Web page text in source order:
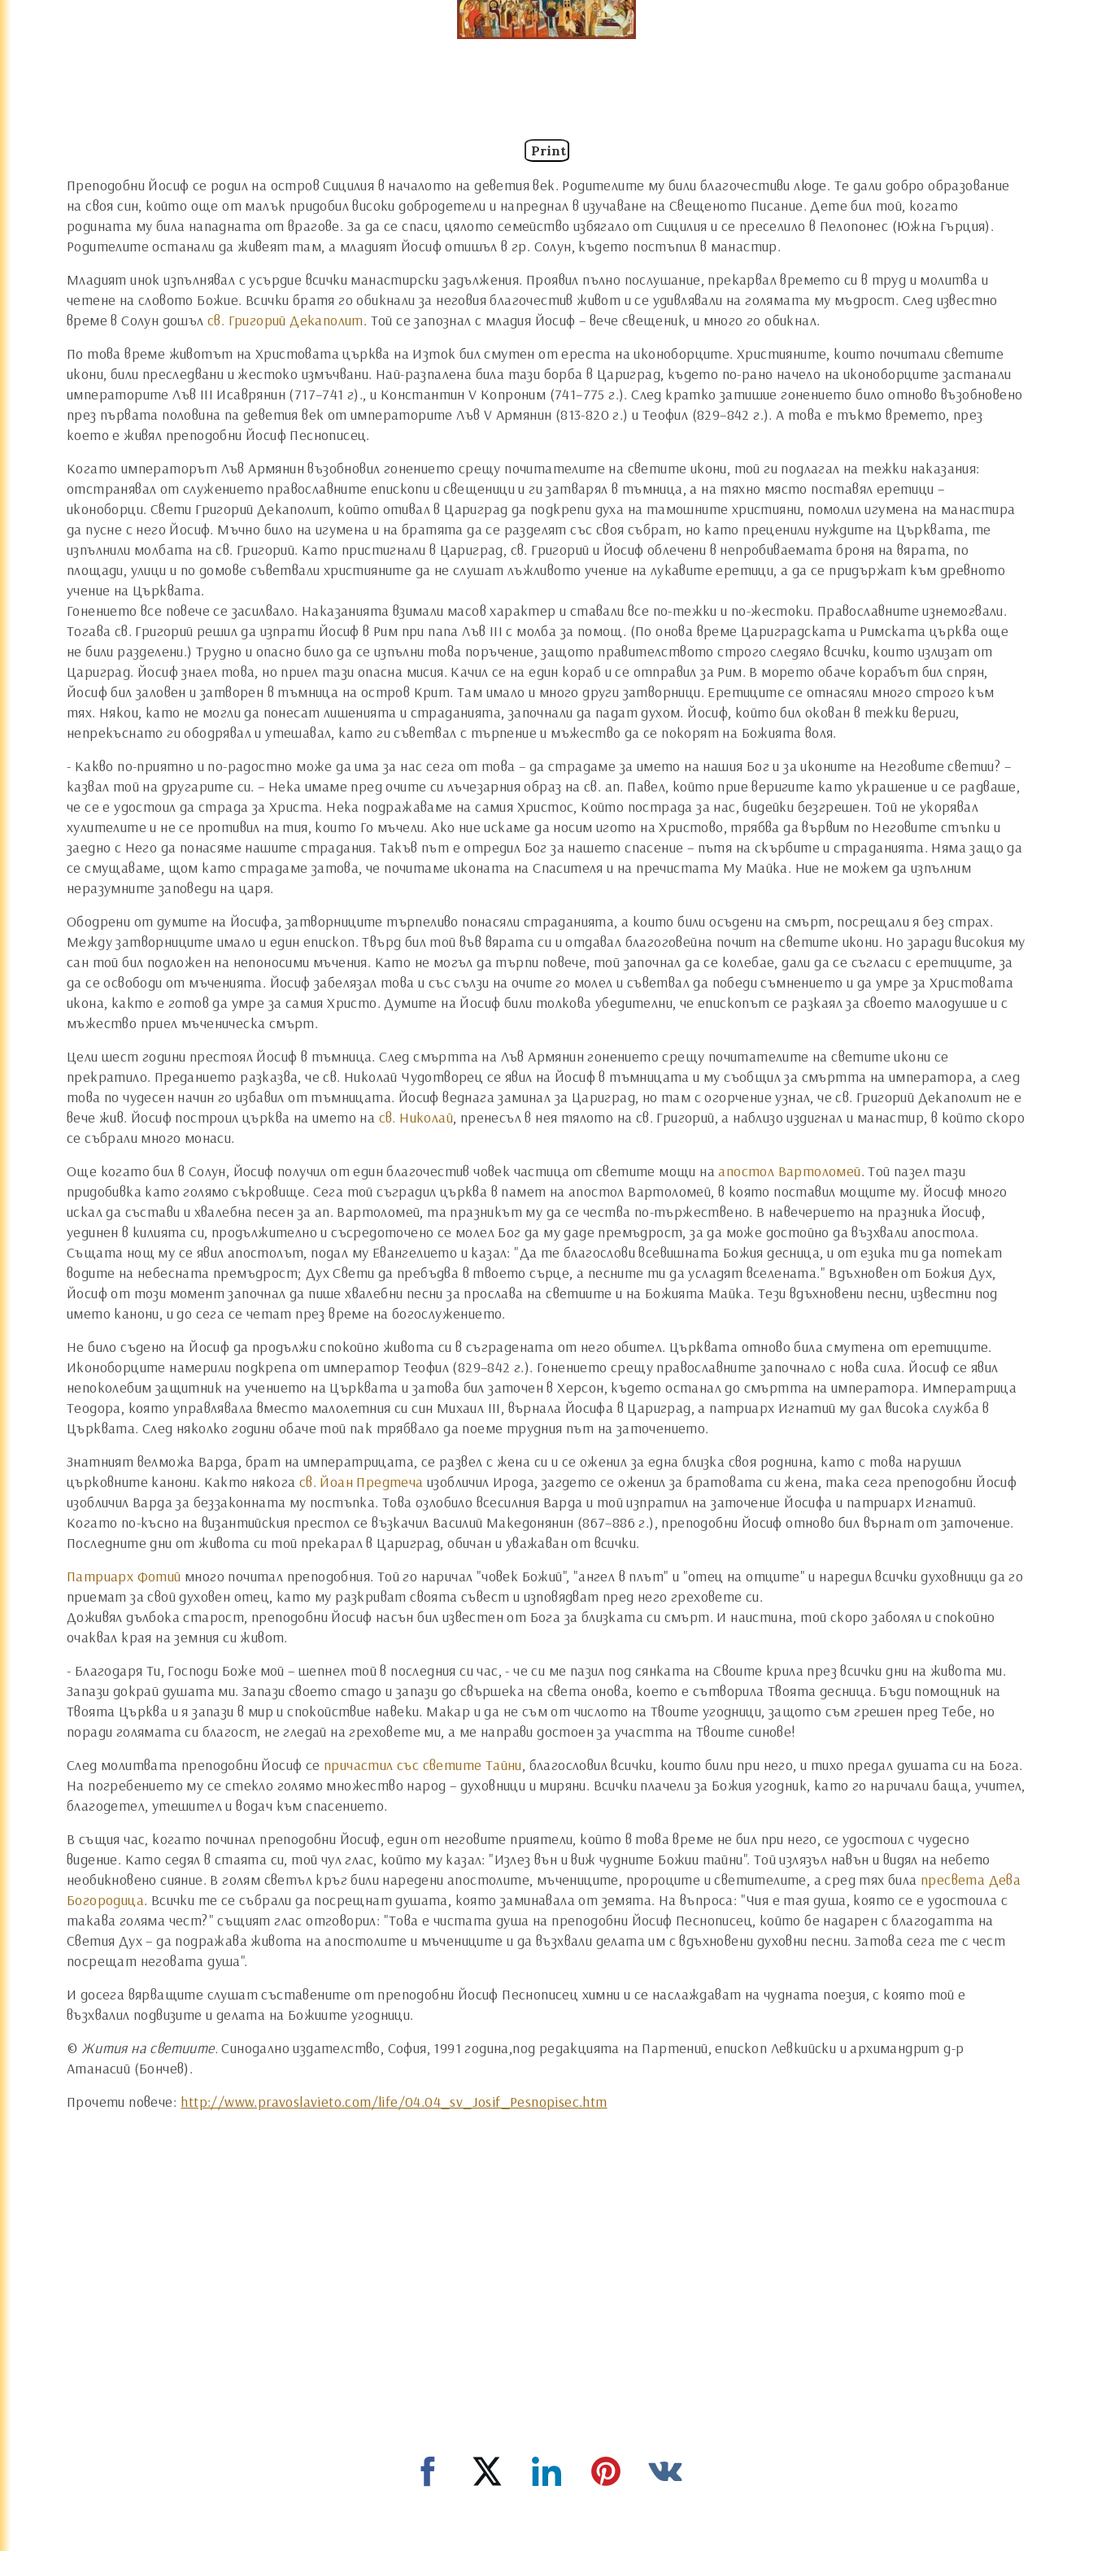
Print
Преподобни Йосиф се родил на остров Сицилия в началото на деветия век. Родителите му били благочестиви люде. Те дали добро образование
на своя син, който още от малък придобил високи добродетели и напреднал в изучаване на Свещеното Писание. Дете бил той, когато
родината му била нападната от врагове. За да се спаси, цялото семейство избягало от Сицилия и се преселило в Пелопонес (Южна Гърция).
Родителите останали да живеят там, а младият Йосиф отишъл в гр. Солун, където постъпил в манастир.
Младият инок изпълнявал с усърдие всички манастирски задължения. Проявил пълно послушание, прекарвал времето си в труд и молитва и
четене на словото Божие. Всички братя го обикнали за неговия благочестив живот и се удивлявали на голямата му мъдрост. След известно
време в Солун дошъл св. Григорий Декаполит. Той се запознал с младия Йосиф – вече свещеник, и много го обикнал.
По това време животът на Христовата църква на Изток бил смутен от ереста на иконоборците. Християните, които почитали светите
икони, били преследвани и жестоко измъчвани. Най-разпалена била тази борба в Цариград, където по-рано начело на иконоборците застанали
императорите Лъв III Исаврянин (717–741 г)., и Константин V Копроним (741–775 г.). След кратко затишие гонението било отново възобновено
през първата половина па деветия век от императорите Лъв V Армянин (813-820 г.) и Теофил (829–842 г.). А това е тъкмо времето, през
което е живял преподобни Йосиф Песнописец.
Когато императорът Лъв Армянин възобновил гонението срещу почитателите на светите икони, той ги подлагал на тежки наказания:
отстранявал от служението православните епископи и свещеници и ги затварял в тъмница, а на тяхно място поставял еретици –
иконоборци. Свети Григорий Декаполит, който отивал в Цариград да подкрепи духа на тамошните християни, помолил игумена на манастира
да пусне с него Йосиф. Мъчно било на игумена и на братята да се разделят със своя събрат, но като преценили нуждите на Църквата, те
изпълнили молбата на св. Григорий. Като пристигнали в Цариград, св. Григорий и Йосиф облечени в непробиваемата броня на вярата, по
площади, улици и по домове съветвали християните да не слушат лъжливото учение на лукавите еретици, а да се придържат към древното
учение на Църквата.
Гонението все повече се засилвало. Наказанията взимали масов характер и ставали все по-тежки и по-жестоки. Православните изнемогвали.
Тогава св. Григорий решил да изпрати Йосиф в Рим при папа Лъв ІІІ с молба за помощ. (По онова време Цариградската и Римската църква още
не били разделени.) Трудно и опасно било да се изпълни това поръчение, защото правителството строго следяло всички, които излизат от
Цариград. Йосиф знаел това, но приел тази опасна мисия. Качил се на един кораб и се отправил за Рим. В морето обаче корабът бил спрян,
Йосиф бил заловен и затворен в тъмница на остров Крит. Там имало и много други затворници. Еретиците се отнасяли много строго към
тях. Някои, като не могли да понесат лишенията и страданията, започнали да падат духом. Йосиф, който бил окован в тежки вериги,
непрекъснато ги ободрявал и утешавал, като ги съветвал с търпение и мъжество да се покорят на Божията воля.
- Какво по-приятно и по-радостно може да има за нас сега от това – да страдаме за името на нашия Бог и за иконите на Неговите светии? –
казвал той на другарите си. – Нека имаме пред очите си лъчезарния образ на св. ап. Павел, който прие веригите като украшение и се радваше,
че се е удостоил да страда за Христа. Нека подражаваме на самия Христос, Който пострада за нас, бидейки безгрешен. Той не укорявал
хулителите и не се противил на тия, които Го мъчели. Ако ние искаме да носим игото на Христово, трябва да вървим по Неговите стъпки и
заедно с Него да понасяме нашите страдания. Такъв път е отредил Бог за нашето спасение – пътя на скърбите и страданията. Няма защо да
се смущаваме, щом като страдаме затова, че почитаме иконата на Спасителя и на пречистата Му Майка. Ние не можем да изпълним
неразумните заповеди на царя.
Ободрени от думите на Йосифа, затворниците търпеливо понасяли страданията, а които били осъдени на смърт, посрещали я без страх.
Между затворниците имало и един епископ. Твърд бил той във вярата си и отдавал благоговейна почит на светите икони. Но заради високия му
сан той бил подложен на непоносими мъчения. Като не могъл да търпи повече, той започнал да се колебае, дали да се съгласи с еретиците, за
да се освободи от мъченията. Йосиф забелязал това и със сълзи на очите го молел и съветвал да победи съмнението и да умре за Христовата
икона, както е готов да умре за самия Христо. Думите на Йосиф били толкова убедителни, че епископът се разкаял за своето малодушие и с
мъжество приел мъченическа смърт.
Цели шест години престоял Йосиф в тъмница. След смъртта на Лъв Армянин гонението срещу почитателите на светите икони се
прекратило. Преданието разказва, че св. Николай Чудотворец се явил на Йосиф в тъмницата и му съобщил за смъртта на императора, а след
това по чудесен начин го избавил от тъмницата. Йосиф веднага заминал за Цариград, но там с огорчение узнал, че св. Григорий Декаполит не е
вече жив. Йосиф построил църква на името на св. Николай, пренесъл в нея тялото на св. Григорий, а наблизо издигнал и манастир, в който скоро
се събрали много монаси.
Още когато бил в Солун, Йосиф получил от един благочестив човек частица от светите мощи наапостол Вартоломей. Той пазел тази
придобивка като голямо съкровище. Сега той съградил църква в памет на апостол Вартоломей, в която поставил мощите му. Йосиф много
искал да състави и хвалебна песен за ап. Вартоломей, та празникът му да се чества по-тържествено. В навечерието на празника Йосиф,
уединен в килията си, продължително и съсредоточено се молел Бог да му даде премъдрост, за да може достойно да възхвали апостола.
Същата нощ му се явил апостолът, подал му Евангелието и казал: "Да те благослови всевишната Божия десница, и от езика ти да потекат
водите на небесната премъдрост; Дух Свети да пребъдва в твоето сърце, а песните ти да усладят вселената." Вдъхновен от Божия Дух,
Йосиф от този момент започнал да пише хвалебни песни за прослава на светиите и на Божията Майка. Тези вдъхновени песни, известни под
името канони, и до сега се четат през време на богослужението.
Не било съдено на Йосиф да продължи спокойно живота си в съградената от него обител. Църквата отново била смутена от еретиците.
Иконоборците намерили подкрепа от император Теофил (829–842 г.). Гонението срещу православните започнало с нова сила. Йосиф се явил
непоколебим защитник на учението на Църквата и затова бил заточен в Херсон, където останал до смъртта на императора. Императрица
Теодора, която управлявала вместо малолетния си син Михаил ІІІ, върнала Йосифа в Цариград, а патриарх Игнатий му дал висока служба в
Църквата. След няколко години обаче той пак трябвало да поеме трудния път на заточението.
Знатният велможа Варда, брат на императрицата, се развел с жена си и се оженил за една близка своя роднина, като с това нарушил
църковните канони. Както някога св. Йоан Предтеча изобличил Ирода, загдето се оженил за братовата си жена, така сега преподобни Йосиф
изобличил Варда за беззаконната му постъпка. Това озлобило всесилния Варда и той изпратил на заточение Йосифа и патриарх Игнатий.
Когато по-късно на византийския престол се възкачил Василий Македонянин (867–886 г.), преподобни Йосиф отново бил върнат от заточение.
Последните дни от живота си той прекарал в Цариград, обичан и уважаван от всички.
Патриарх Фотий много почитал преподобния. Той го наричал "човек Божий", "ангел в плът" и "отец на отците" и наредил всички духовници да го
приемат за свой духовен отец, като му разкриват своята съвест и изповядват пред него греховете си.
Доживял дълбока старост, преподобни Йосиф насън бил известен от Бога за близката си смърт. И наистина, той скоро заболял и спокойно
очаквал края на земния си живот.
- Благодаря Ти, Господи Боже мой – шепнел той в последния си час, - че си ме пазил под сянката на Своите крила през всички дни на живота ми.
Запази докрай душата ми. Запази своето стадо и запази до свършека на света онова, което е сътворила Твоята десница. Бъди помощник на
Твоята Църква и я запази в мир и спокойствие навеки. Макар и да не съм от числото на Твоите угодници, защото съм грешен пред Тебе, но
поради голямата си благост, не гледай на греховете ми, а ме направи достоен за участта на Твоите синове!
След молитвата преподобни Йосиф се причастил със светите Тайни, благословил всички, които били при него, и тихо предал душата си на Бога.
На погребението му се стекло голямо множество народ – духовници и миряни. Всички плачели за Божия угодник, като го наричали баща, учител,
благодетел, утешител и водач към спасението.
В същия час, когато починал преподобни Йосиф, един от неговите приятели, който в това време не бил при него, се удостоил с чудесно
видение. Като седял в стаята си, той чул глас, който му казал: "Излез вън и виж чудните Божии тайни". Той излязъл навън и видял на небето
необикновено сияние. В голям светъл кръг били наредени апостолите, мъчениците, пророците и светителите, а сред тях била пресвета Дева
Богородица. Всички те се събрали да посрещнат душата, която заминавала от земята. На въпроса: "Чия е тая душа, която се е удостоила с
такава голяма чест?" същият глас отговорил: "Това е чистата душа на преподобни Йосиф Песнописец, който бе надарен с благодатта на
Светия Дух – да подражава живота на апостолите и мъчениците и да възхвали делата им с вдъхновени духовни песни. Затова сега те с чест
посрещат неговата душа".
И досега вярващите слушат съставените от преподобни Йосиф Песнописец химни и се наслаждават на чудната поезия, с която той е
възхвалил подвизите и делата на Божиите угодници.
© Жития на светиите. Синодално издателство, София, 1991 година,под редакцията на Партений, епископ Левкийски и архимандрит д-р
Атанасий (Бончев).
Прочети повече: http://www.pravoslavieto.com/life/04.04_sv_Josif_Pesnopisec.htm